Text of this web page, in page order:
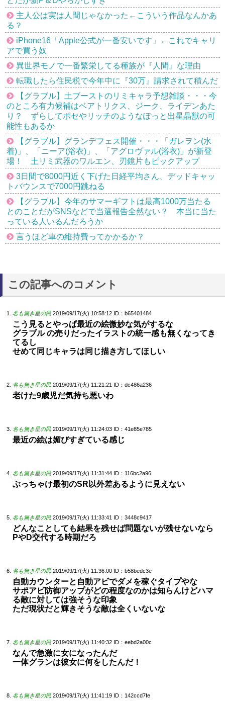
主人公は実は人間じゃなかった←こういう作品なんかあ
る？
iPhone16「Apple公式が一番安いです」←これでキャリ
アで買う奴
異世界モノで一番繁栄してる種族が『人間』な理由
転職したら住民税で今年中に『30万』請求されて積んだ
【グラブル】土ブーストのリミキャラ予想雑談・・・今
のところ有力候補はベアトリクス、ジーク、ライデンあた
り？ ずらしてポセやリッチのようなぽっと出星晶獣の可
能性もあるか
【グラブル】グランデフェス開催・・・「ガレヲン(水
着)」、「ニーア(浴衣)」、「アグロヴァル(浴衣)」が新登
場！ 土リミ武器のワルエン、刃鏡片もピックアップ
3日間で8000円近く下げた日経平均さん、デッドキャッ
トバウンスで7000円跳ねる
【グラブル】今年のサマーギフトは最高1000万当たる
とのことだがSNSなどで当選報告全然ない？ 本当に当た
っている人いるんだろうか
言うほど車の維持費ってかかるか？
この記事へのコメント
名も無き星の民 2019/09/17(火) 10:58:12 ID：b65401484
こう見るとやっぱ最近の絵微妙な気がするな
グラブル の売りだったイラストの統一感も無くなってき
てるし
せめて同じキャラは同じ描き方してほしい
名も無き星の民 2019/09/17(火) 11:21:21 ID：dc486a236
老けた9歳児だ気持ち悪いわ
名も無き星の民 2019/09/17(火) 11:24:03 ID：41e85e785
最近の絵は媚びすぎている感じ
名も無き星の民 2019/09/17(火) 11:31:44 ID：116bc2a96
ぶっちゃけ最初のSR以外差あるように見えない
名も無き星の民 2019/09/17(火) 11:33:41 ID：3448c9417
どんなことしても結果を残せば問題ないが残せないなら
PやD交代する時期だろ
名も無き星の民 2019/09/17(火) 11:36:00 ID：b58bedc3e
自動カウンターと自動アビでダメを稼ぐタイプやな
サポアビ防御アップがどの程度なのかは知らんけどハマ
る敵に対しては強そうな印象
ただ現状だと輝きそうな敵は全くいないな
名も無き星の民 2019/09/17(火) 11:40:32 ID：eebd2a00c
なんで急激に女になったんだ
一体グランは彼女に何をしたんだ！
名も無き星の民 2019/09/17(火) 11:41:19 ID：142ccd7fe